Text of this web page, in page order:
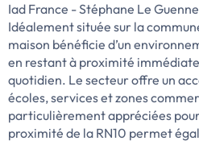
Iad France - Stéphane Le
Idéalement située sur la
maison bénéficie d’un
en restant à proximité
quotidien. Le secteur offre un
écoles, services et zones
particulièrement appréciées
proximité de la RN10 permet